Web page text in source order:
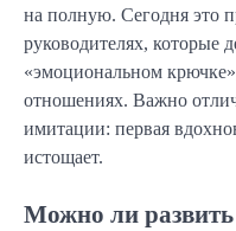
на полную. Сегодня это
руководителях, которые
«эмоциональном
отношениях. Важно
имитации: первая
истощает.
Можно ли